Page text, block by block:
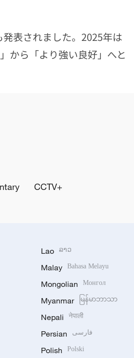
表されました。2025年は
から「より強い良好」へと
CCTV+
Lao ລາວ
Malay Bahasa Melayu
Mongolian Монгол
Myanmar မြန်မာဘာသာ
Nepali नेपाली
Persian فارسی
Polish Polski